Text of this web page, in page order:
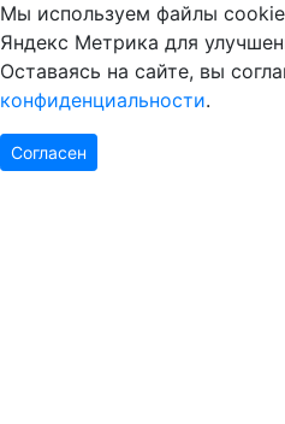
Мы используем файлы
Яндекс Метрика для
Оставаясь на сайте, вы
конфиденциальности.
Согласен